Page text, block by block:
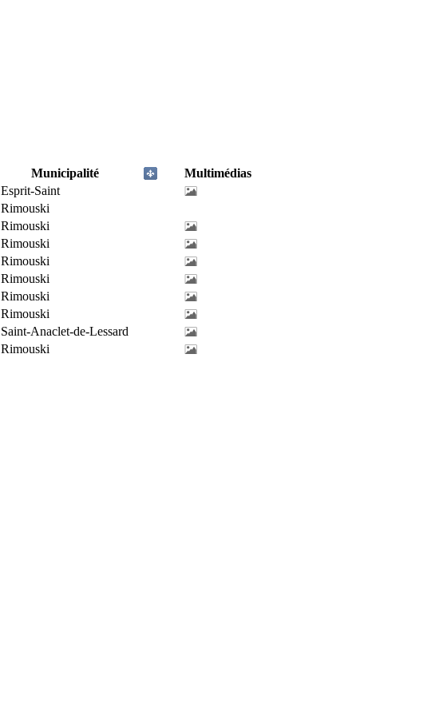
Municipalité
Multimédias
Esprit-Saint
Rimouski
Rimouski
Rimouski
Rimouski
Rimouski
Rimouski
Rimouski
Saint-Anaclet-de-Lessard
Rimouski